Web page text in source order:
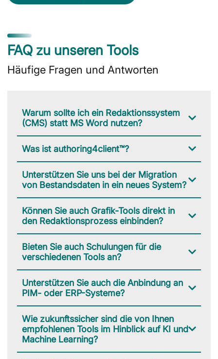
FAQ zu unseren Tools
Häufige Fragen und Antworten
Warum sollte ich ein Redaktionssystem
(CMS) statt MS Word nutzen?
Was ist authoring4client™?
Unterstützen Sie uns bei der Migration
von Bestandsdaten in ein neues System?
Können Sie auch Grafik-Tools direkt in
den Redaktionsprozess einbinden?
Bieten Sie auch Schulungen für die
verschiedenen Tools an?
Unterstützen Sie auch die Anbindung an
PIM- oder ERP-Systeme?
Wie zukunftssicher sind die von Ihnen
empfohlenen Tools im Hinblick auf KI und
Machine Learning?